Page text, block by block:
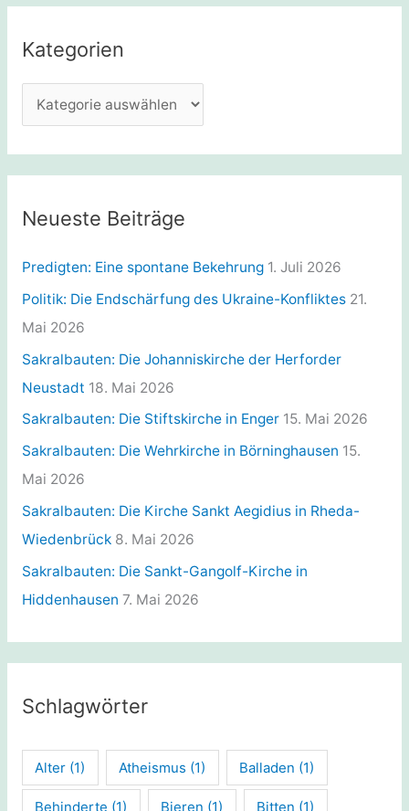
h
n
h
Kategorien
a
t
g
r
i
e
n
Neueste Beiträge
Predigten: Eine spontane Bekehrung 1. Juli 2026
Politik: Die Endschärfung des Ukraine-Konfliktes 21.
Mai 2026
Sakralbauten: Die Johanniskirche der Herforder
Neustadt 18. Mai 2026
Sakralbauten: Die Stiftskirche in Enger 15. Mai 2026
Sakralbauten: Die Wehrkirche in Börninghausen 15.
Mai 2026
Sakralbauten: Die Kirche Sankt Aegidius in Rheda-
Wiedenbrück 8. Mai 2026
Sakralbauten: Die Sankt-Gangolf-Kirche in
Hiddenhausen 7. Mai 2026
Schlagwörter
Alter (1) Atheismus (1) Balladen (1)
Behinderte (1) Bieren (1) Bitten (1)